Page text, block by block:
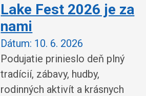
Lake Fest 2026 je za
nami
Dátum: 10. 6. 2026
Podujatie prinieslo deň plný
tradícií, zábavy, hudby,
rodinných aktivít a krásnych